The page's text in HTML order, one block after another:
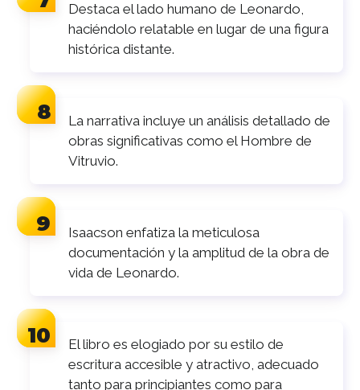
Destaca el lado humano de Leonardo,
haciéndolo relatable en lugar de una figura
histórica distante.
La narrativa incluye un análisis detallado de
obras significativas como el Hombre de
Vitruvio.
Isaacson enfatiza la meticulosa
documentación y la amplitud de la obra de
vida de Leonardo.
El libro es elogiado por su estilo de
escritura accesible y atractivo, adecuado
tanto para principiantes como para